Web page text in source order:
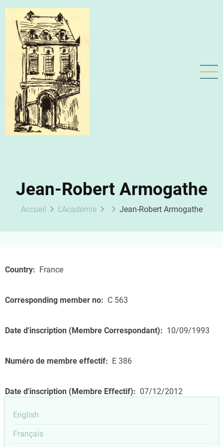
Aller
contenu
principal
Jean-Robert Armogathe
Accueil L'Académie Jean-Robert Armogathe
Country France
Corresponding member no C 563
Date d'inscription (Membre Correspondant) 10/09/1993
Numéro de membre effectif E 386
Date d'inscription (Membre Effectif) 07/12/2012
English
Français